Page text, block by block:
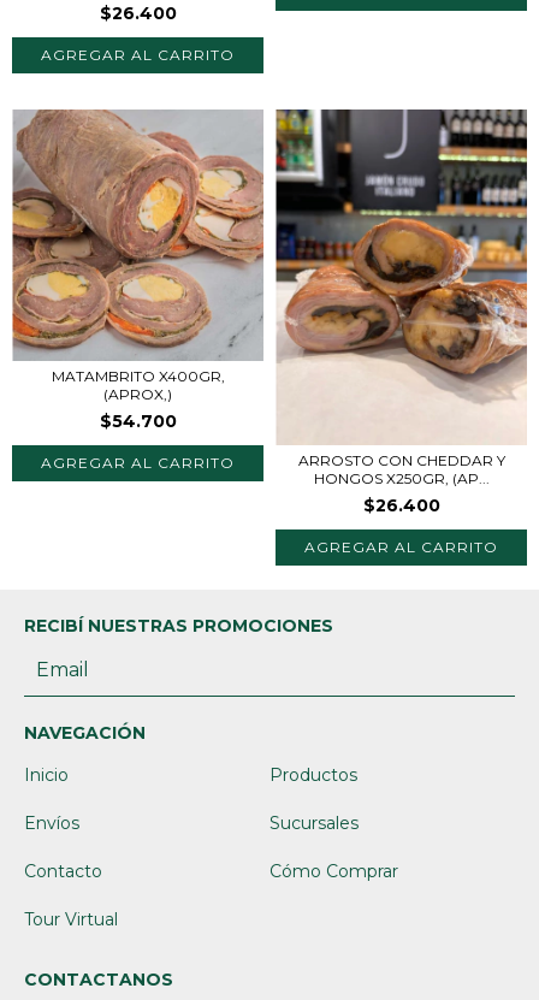
$26.400
MATAMBRITO X400GR,
(APROX,)
$54.700
ARROSTO CON CHEDDAR Y
HONGOS X250GR, (AP...
$26.400
RECIBÍ NUESTRAS PROMOCIONES
NAVEGACIÓN
Inicio
Productos
Envíos Sucursales
Contacto Cómo Comprar
Tour Virtual
CONTACTANOS